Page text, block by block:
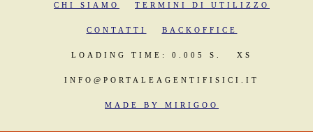
CHI SIAMO TERMINI DI UTILIZZO
CONTATTI BACKOFFICE
LOADING TIME: 0.005 S. XS
INFO@PORTALEAGENTIFISICI.IT
MADE BY MIRIGOO